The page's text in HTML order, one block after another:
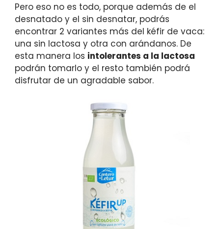
Pero eso no es todo, porque además de el
desnatado y el sin desnatar, podrás
encontrar 2 variantes más del kéfir de vaca:
una sin lactosa y otra con arándanos. De
esta manera los intolerantes a la lactosa
podrán tomarlo y el resto también podrá
disfrutar de un agradable sabor.